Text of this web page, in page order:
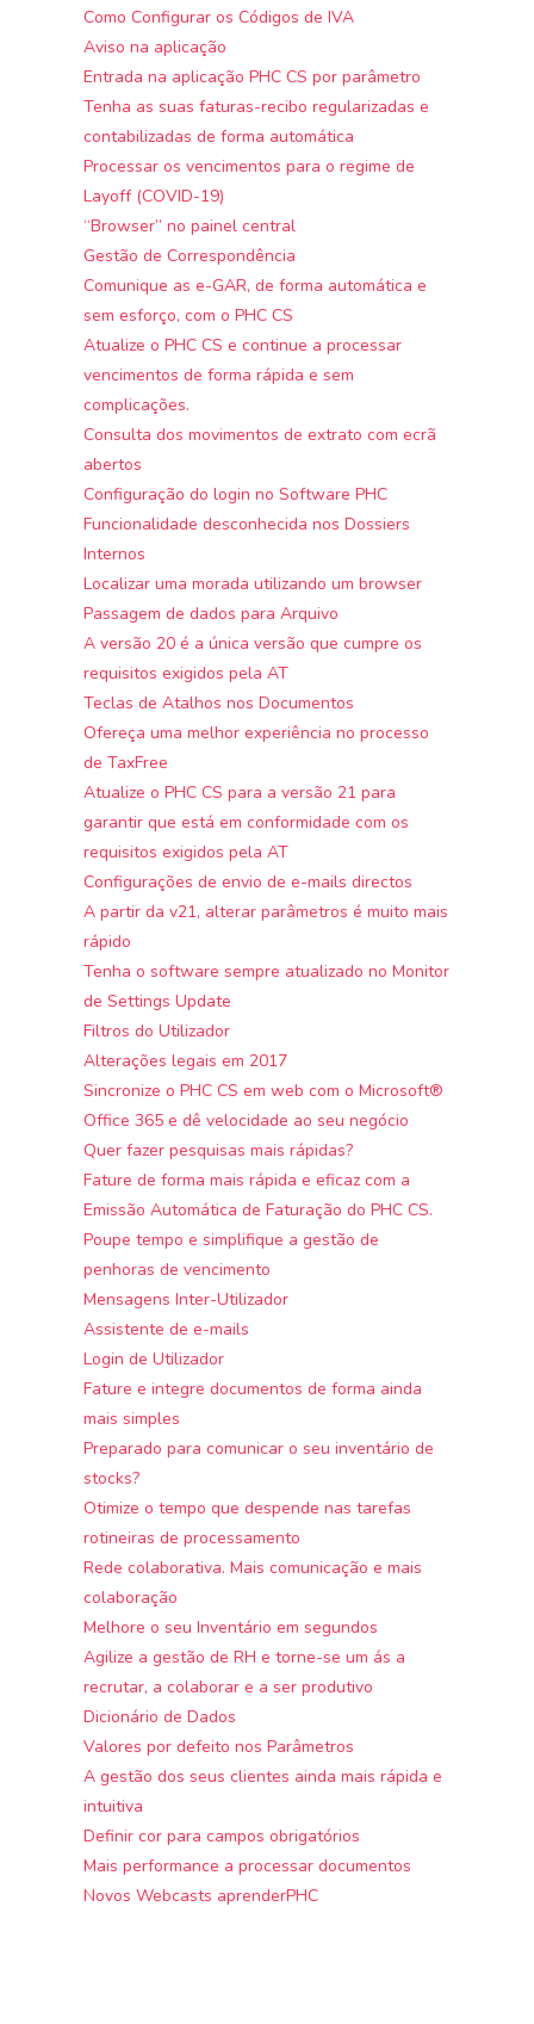
Como Configurar os Códigos de IVA
Aviso na aplicação
Entrada na aplicação PHC CS por parâmetro
Tenha as suas faturas-recibo regularizadas e
contabilizadas de forma automática
Processar os vencimentos para o regime de
Layoff (COVID-19)
“Browser” no painel central
Gestão de Correspondência
Comunique as e-GAR, de forma automática e
sem esforço, com o PHC CS
Atualize o PHC CS e continue a processar
vencimentos de forma rápida e sem
complicações.
Consulta dos movimentos de extrato com ecrã
abertos
Configuração do login no Software PHC
Funcionalidade desconhecida nos Dossiers
Internos
Localizar uma morada utilizando um browser
Passagem de dados para Arquivo
A versão 20 é a única versão que cumpre os
requisitos exigidos pela AT
Teclas de Atalhos nos Documentos
Ofereça uma melhor experiência no processo
de TaxFree
Atualize o PHC CS para a versão 21 para
garantir que está em conformidade com os
requisitos exigidos pela AT
Configurações de envio de e-mails directos
A partir da v21, alterar parâmetros é muito mais
rápido
Tenha o software sempre atualizado no Monitor
de Settings Update
Filtros do Utilizador
Alterações legais em 2017
Sincronize o PHC CS em web com o Microsoft®
Office 365 e dê velocidade ao seu negócio
Quer fazer pesquisas mais rápidas?
Fature de forma mais rápida e eficaz com a
Emissão Automática de Faturação do PHC CS.
Poupe tempo e simplifique a gestão de
penhoras de vencimento
Mensagens Inter-Utilizador
Assistente de e-mails
Login de Utilizador
Fature e integre documentos de forma ainda
mais simples
Preparado para comunicar o seu inventário de
stocks?
Otimize o tempo que despende nas tarefas
rotineiras de processamento
Rede colaborativa. Mais comunicação e mais
colaboração
Melhore o seu Inventário em segundos
Agilize a gestão de RH e torne-se um ás a
recrutar, a colaborar e a ser produtivo
Dicionário de Dados
Valores por defeito nos Parâmetros
A gestão dos seus clientes ainda mais rápida e
intuitiva
Definir cor para campos obrigatórios
Mais performance a processar documentos
Novos Webcasts aprenderPHC